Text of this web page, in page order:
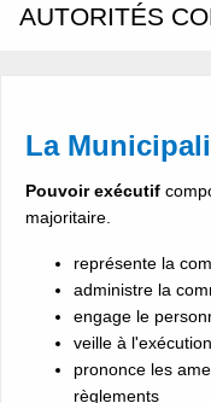
AUTORITÉS
La
Pouvoir exécutif
majoritaire.
représente la
administre la
engage le
veille à
prononce les
règlements